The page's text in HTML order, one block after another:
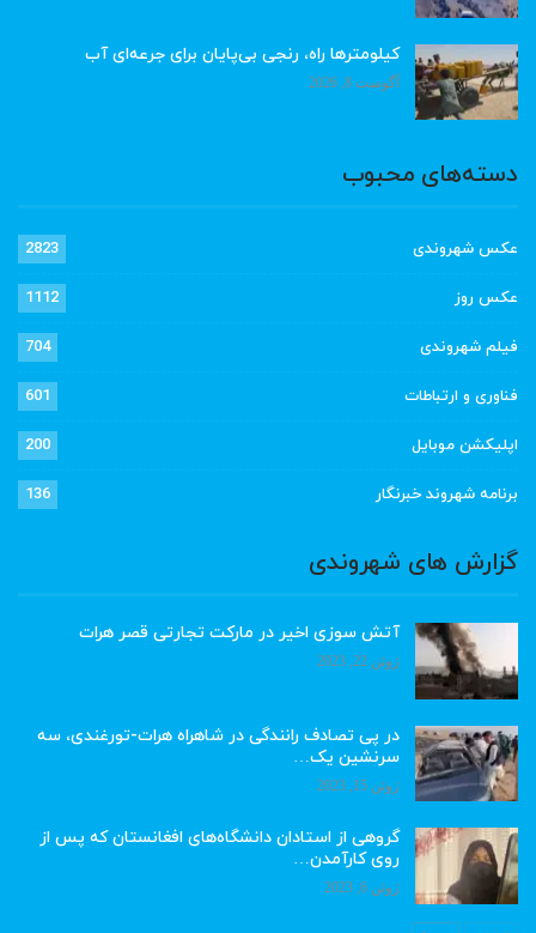
کیلومترها راه، رنجی بی‌پایان برای جرعه‌ای آب
آگوست 8, 2026
دسته‌های محبوب
عکس شهروندی 2823
عکس روز 1112
فیلم شهروندی 704
فناوری و ارتباطات 601
اپلیکشن موبایل 200
برنامه شهروند خبرنگار 136
گزارش های شهروندی
آتش سوزی اخیر در مارکت تجارتی قصر هرات
ژوئن 22, 2023
در پی تصادف رانندگی در شاهراه هرات-تورغندی، سه
سرنشین یک…
ژوئن 15, 2023
گروهی از استادان دانشگاه‌های افغانستان که پس از
روی کارآمدن…
ژوئن 6, 2023